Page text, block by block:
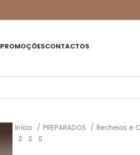
PROMOÇÕESCONTACTOS
Início PREPARADOS Recheios e